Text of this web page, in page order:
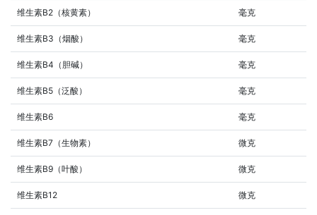
维生素B2（核黄素） 毫克
维生素B3（烟酸） 毫克
维生素B4（胆碱） 毫克
维生素B5（泛酸） 毫克
维生素B6 毫克
维生素B7（生物素） 微克
维生素B9（叶酸） 微克
维生素B12 微克